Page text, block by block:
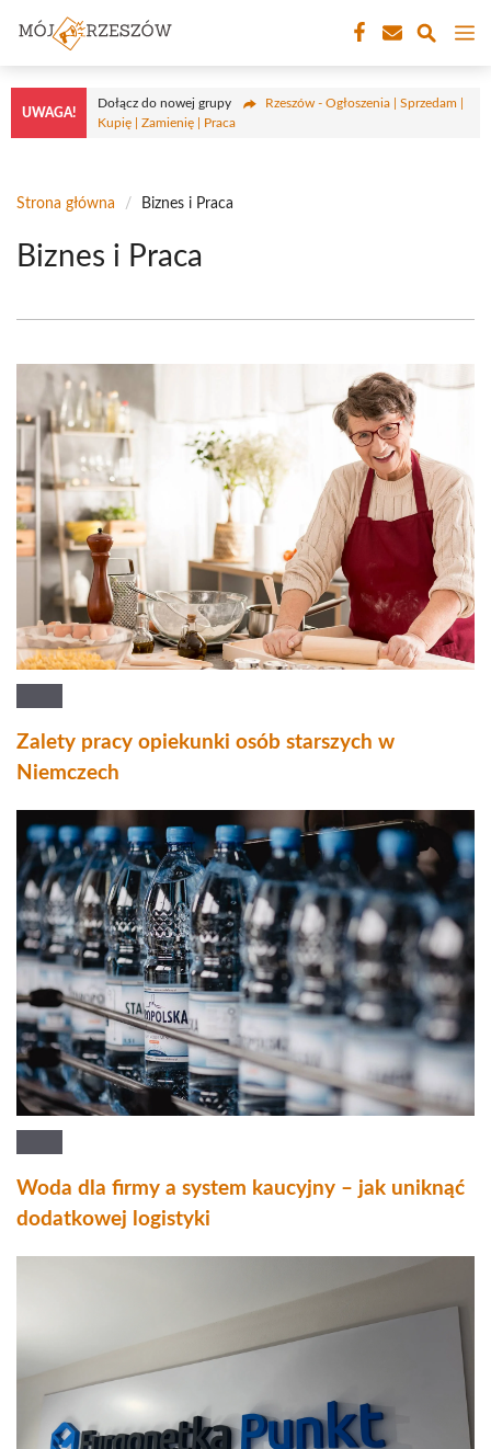
treści
UWAGA!
Dołącz do nowej grupy
Rzeszów - Ogłoszenia | Sprzedam |
Kupię | Zamienię | Praca
Strona główna / Biznes i Praca
Biznes i Praca
Zalety pracy opiekunki osób starszych w
Niemczech
Woda dla firmy a system kaucyjny – jak uniknąć
dodatkowej logistyki